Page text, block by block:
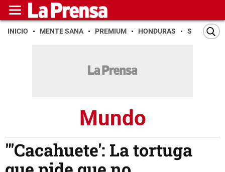
INICIO MENTE SANA PREMIUM HONDURAS SAN PEDRO
Mundo
"'Cacahuete': La tortuga